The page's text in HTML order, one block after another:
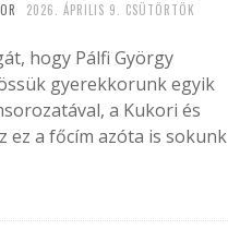
2026. ÁPRILIS 9. CSÜTÖRTÖK
hogy Pálfi György
gyerekkorunk egyik
a Kukori és
ez a főcím azóta is sokunk